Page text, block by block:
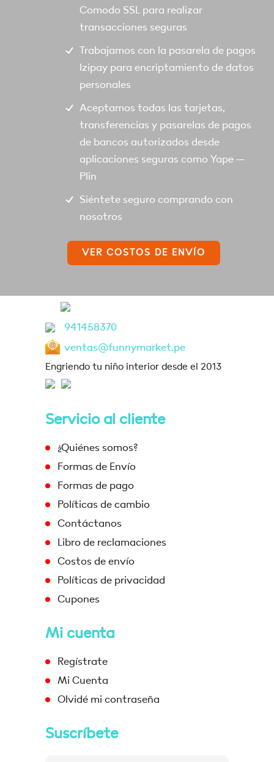
Comodo SSL para realizar
transacciones seguras
Trabajamos con la pasarela de pagos
Izipay para encriptamiento de datos
personales
Aceptamos todas las tarjetas,
transferencias y pasarelas de pagos
de bancos autorizados desde
aplicaciones seguras como Yape –
Plin
Siéntete seguro comprando con
nosotros
VER COSTOS DE ENVÍO
941458370
ventas@funnymarket.pe
Engriendo tu niño interior desde el 2013
Servicio al cliente
¿Quiénes somos?
Formas de Envío
Formas de pago
Políticas de cambio
Contáctanos
Libro de reclamaciones
Costos de envío
Políticas de privacidad
Cupones
Mi cuenta
Regístrate
Mi Cuenta
Olvidé mi contraseña
Suscríbete